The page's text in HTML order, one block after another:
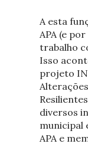
A esta
APA (e
trabalho
Isso
projeto
diversos
municipal
APA e